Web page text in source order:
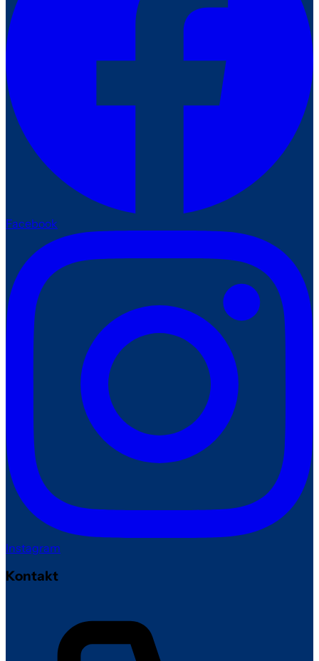
Facebook
Instagram
Kontakt